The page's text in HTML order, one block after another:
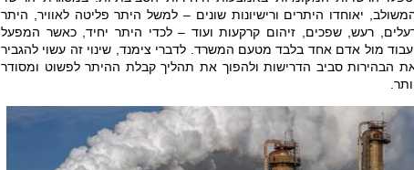
יאוחדו היתרים ורישיונות שונים – למשל היתר פליטה לאוויר, היתר
רעש, שפכים, זיהום קרקעות ועוד – לכדי היתר יחיד, כאשר המפעל
מול אדם אחד בלבד מטעם המשרד. לדברי צימנד, שינוי זה עשוי להגביר
הבהירות סביב הדרישות ולהפוך את תהליך קבלת ההיתר לפשוט ומסודר